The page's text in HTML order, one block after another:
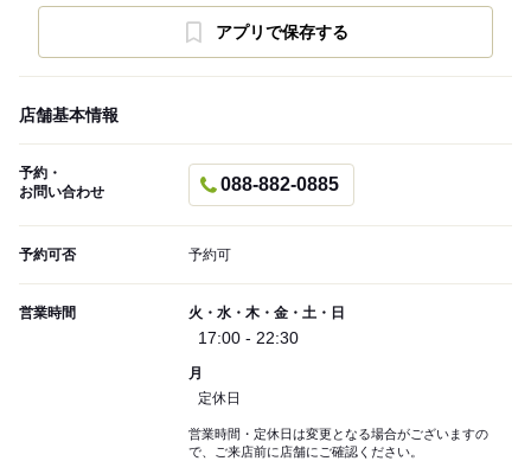
アプリで保存する
店舗基本情報
予約・
お問い合わせ
088-882-0885
予約可否 予約可
営業時間 火・水・木・金・土・日
17:00 - 22:30
月
定休日
営業時間・定休日は変更となる場合がございますの
で、ご来店前に店舗にご確認ください。